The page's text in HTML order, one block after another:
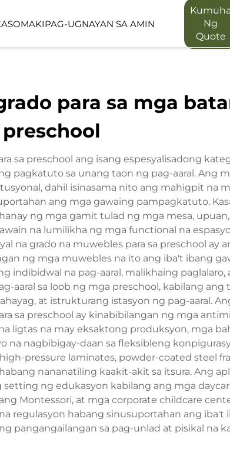
MAKIPAG-UGNAYAN SA AMIN
Kumuha
Ng
Quote
para sa mga
preschool
sa preschool ang isang espesyalisadong
pagkatuto sa unang taon ng pag-aaral. Ang
dahil isinasama nito ang mahigpit na
ang mga gawaing pampagkatuto.
ng mga gamit tulad ng mga mesa,
na lumilikha ng mga functional na
na grado na muwebles para sa preschool ay
ng mga muwebles na ito ang iba't ibang
indibidwal na pag-aaral, malikhaing
sa loob ng mga preschool, kabilang ang
at istrukturang istasyon ng pag-aaral.
sa preschool ay kinabibilangan ng mga
ligtas na may eksaktong produksyon, mga
nagbibigay-daan sa fleksibleng
pressure laminates, powder-coated steel
nananatiling kaakit-akit sa itsura. Ang
setting ng edukasyon kabilang ang mga
Montessori, at mga corporate childcare
regulasyon habang sinusuportahan ang iba't
pangangailangan sa pag-unlad at pisikal na